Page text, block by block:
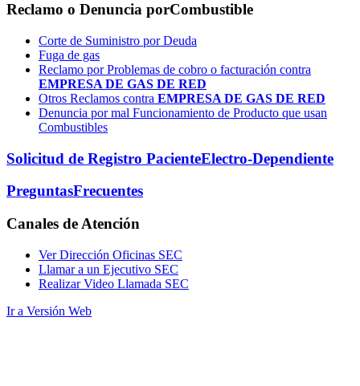
Reclamo o Denuncia porCombustible
Corte de Suministro por Deuda
Fuga de gas
Reclamo por Problemas de cobro o facturación contra
EMPRESA DE GAS DE RED
Otros Reclamos contra EMPRESA DE GAS DE RED
Denuncia por mal Funcionamiento de Producto que usan
Combustibles
Solicitud de Registro PacienteElectro-Dependiente
PreguntasFrecuentes
Canales de Atención
Ver Dirección Oficinas SEC
Llamar a un Ejecutivo SEC
Realizar Video Llamada SEC
Ir a Versión Web